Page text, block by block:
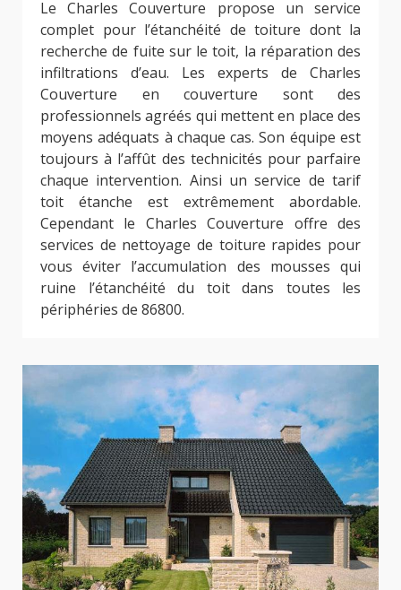
Le Charles Couverture propose un service
complet pour l’étanchéité de toiture dont la
recherche de fuite sur le toit, la réparation des
infiltrations d’eau. Les experts de Charles
Couverture en couverture sont des
professionnels agréés qui mettent en place des
moyens adéquats à chaque cas. Son équipe est
toujours à l’affût des technicités pour parfaire
chaque intervention. Ainsi un service de tarif
toit étanche est extrêmement abordable.
Cependant le Charles Couverture offre des
services de nettoyage de toiture rapides pour
vous éviter l’accumulation des mousses qui
ruine l’étanchéité du toit dans toutes les
périphéries de 86800.